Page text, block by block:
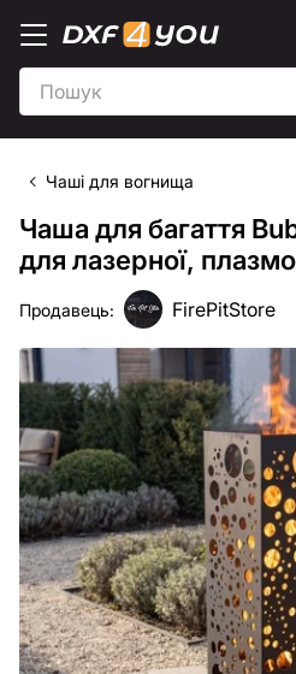
Чаші для вогнища
Чаша для багаття
для лазерної,
Продавець: FirePitStore